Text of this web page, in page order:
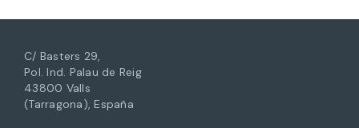
C/ Basters 29,
Pol. Ind. Palau de Reig
43800 Valls
(Tarragona), España